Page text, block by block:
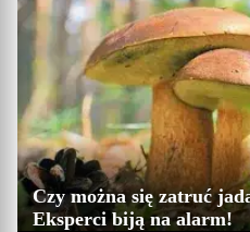
Czy można się zatruć
Eksperci biją na alarm!